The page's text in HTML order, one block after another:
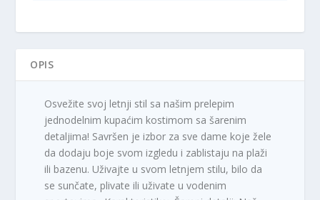
OPIS
Osvežite svoj letnji stil sa našim prelepim
jednodelnim kupaćim kostimom sa šarenim
detaljima! Savršen je izbor za sve dame koje žele
da dodaju boje svom izgledu i zablistaju na plaži
ili bazenu. Uživajte u svom letnjem stilu, bilo da
se sunčate, plivate ili uživate u vodenim